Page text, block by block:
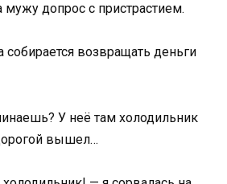
мужу допрос с пристрастием.
возвращать деньги
У неё там холодильник
вышел…